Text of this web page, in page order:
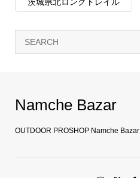
Namche Bazar
OUTDOOR PROSHOP Namche Bazar